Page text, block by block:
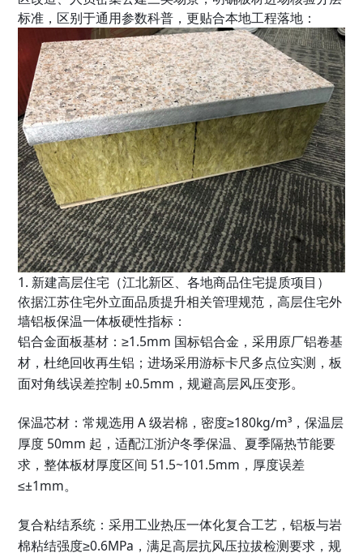
标准，区别于通用参数科普，更贴合本地工程落地：
1. 新建高层住宅（江北新区、各地商品住宅提质项目）
依据江苏住宅外立面品质提升相关管理规范，高层住宅外
墙铝板保温一体板硬性指标：
铝合金面板基材：≥1.5mm 国标铝合金，采用原厂铝卷基
材，杜绝回收再生铝；进场采用游标卡尺多点位实测，板
面对角线误差控制 ±0.5mm，规避高层风压变形。
保温芯材：常规选用 A 级岩棉，密度≥180kg/m³，保温层
厚度 50mm 起，适配江浙沪冬季保温、夏季隔热节能要
求，整体板材厚度区间 51.5~101.5mm，厚度误差
≤±1mm。
复合粘结系统：采用工业热压一体化复合工艺，铝板与岩
棉粘结强度≥0.6MPa，满足高层抗风压拉拔检测要求，规